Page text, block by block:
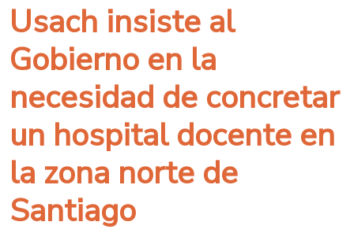
Usach insiste al
Gobierno en la
necesidad de concretar
un hospital docente en
la zona norte de
Santiago